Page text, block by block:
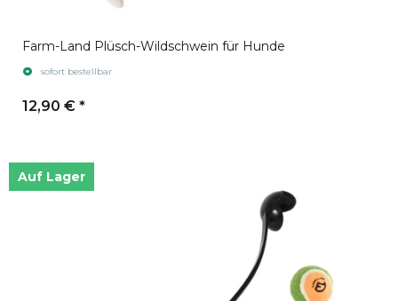
Farm-Land Plüsch-Wildschwein für Hunde
sofort bestellbar
12,90 € *
Auf Lager